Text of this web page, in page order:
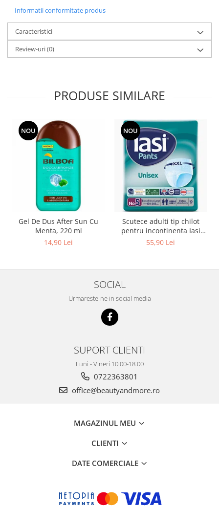
Informatii conformitate produs
Caracteristici
Review-uri(0)
PRODUSE SIMILARE
NOU
Gel De Dus After Sun Cu
Menta, 220 ml
14,90 Lei
NOU
Scutece adulti tip chilot
pentru incontinenta Iasi
Pants Unisex, Marime XXL,
55,90 Lei
SOCIAL
Urmareste-ne in social media
SUPORT CLIENTI
Luni - Vineri 10.00-18.00
0722363801
office@beautyandmore.ro
MAGAZINUL MEU
CLIENTI
DATE COMERCIALE